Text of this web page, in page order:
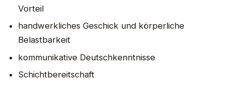
Vorteil
handwerkliches Geschick und körperliche
Belastbarkeit
kommunikative Deutschkenntnisse
Schichtbereitschaft